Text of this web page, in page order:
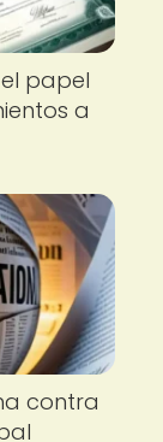
papel
a
contra